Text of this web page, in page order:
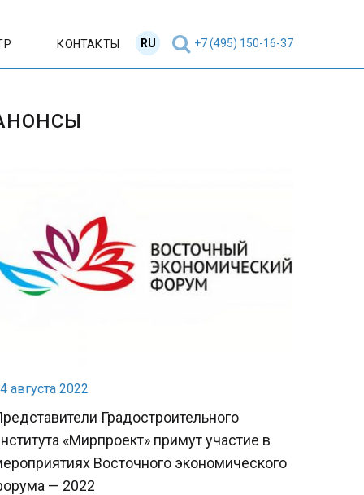
КОНТАКТЫ EN
RU +7 (495) 150-16-37
августа 2022
Градостроительного
«Мирпроект» примут участие в
Восточного экономического
— 2022